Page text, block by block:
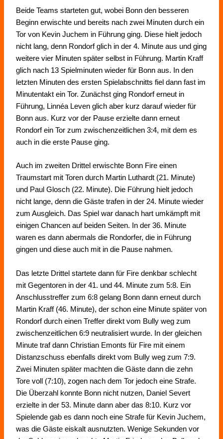
Beide Teams starteten gut, wobei Bonn den besseren
Beginn erwischte und bereits nach zwei Minuten durch ein
Tor von Kevin Juchem in Führung ging. Diese hielt jedoch
nicht lang, denn Rondorf glich in der 4. Minute aus und ging
weitere vier Minuten später selbst in Führung. Martin Kraff
glich nach 13 Spielminuten wieder für Bonn aus. In den
letzten Minuten des ersten Spielabschnitts fiel dann fast im
Minutentakt ein Tor. Zunächst ging Rondorf erneut in
Führung, Linnéa Leven glich aber kurz darauf wieder für
Bonn aus. Kurz vor der Pause erzielte dann erneut
Rondorf ein Tor zum zwischenzeitlichen 3:4, mit dem es
auch in die erste Pause ging.
Auch im zweiten Drittel erwischte Bonn Fire einen
Traumstart mit Toren durch Martin Luthardt (21. Minute)
und Paul Glosch (22. Minute). Die Führung hielt jedoch
nicht lange, denn die Gäste trafen in der 24. Minute wieder
zum Ausgleich. Das Spiel war danach hart umkämpft mit
einigen Chancen auf beiden Seiten. In der 36. Minute
waren es dann abermals die Rondorfer, die in Führung
gingen und diese auch mit in die Pause nahmen.
Das letzte Drittel startete dann für Fire denkbar schlecht
mit Gegentoren in der 41. und 44. Minute zum 5:8. Ein
Anschlusstreffer zum6:8 gelang Bonn dann erneut durch
Martin Kraff (46. Minute), der schon eine Minute später von
Rondorf durch einen Treffer direkt vom Bully weg zum
zwischenzeitlichen 6:9 neutralisiert wurde. In der gleichen
Minute traf dann Christian Emonts für Fire mit einem
Distanzschuss ebenfalls direkt vom Bully wegzum 7:9.
Zwei Minuten später machten die Gäste dann die zehn
Tore voll (7:10), zogen nach dem Tor jedoch eine Strafe.
Die Überzahl konnte Bonn nicht nutzen, Daniel Severt
erzielte in der 53. Minute dann aber das 8:10. Kurz vor
Spielende gab es dann noch eine Strafe für Kevin Juchem,
was die Gäste eiskalt ausnutzten. Wenige Sekunden vor